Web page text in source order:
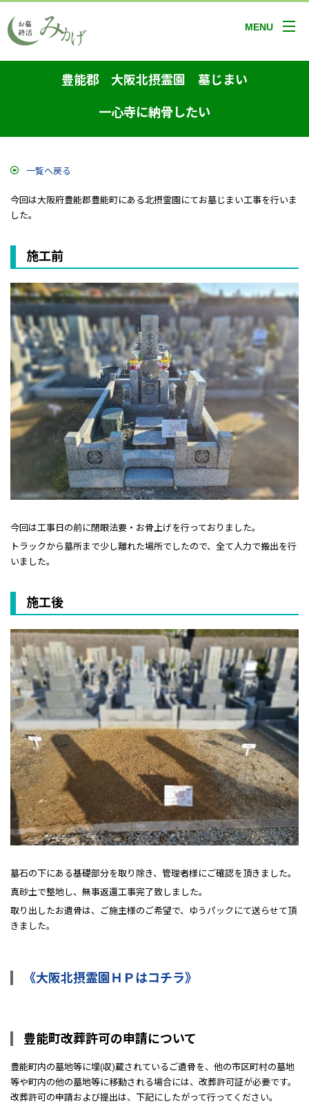
MENU
豊能郡 大阪北摂霊園 墓じまい
一心寺に納骨したい
一覧へ戻る
今回は大阪府豊能郡豊能町にある北摂霊園にてお墓じまい工事を行いま
した。
施工前
今回は工事日の前に閉眼法要・お骨上げを行っておりました。
トラックから墓所まで少し離れた場所でしたので、全て人力で搬出を行
いました。
施工後
墓石の下にある基礎部分を取り除き、管理者様にご確認を頂きました。
真砂土で整地し、無事返還工事完了致しました。
取り出したお遺骨は、ご施主様のご希望で、ゆうパックにて送らせて頂
きました。
《大阪北摂霊園ＨＰはコチラ》
豊能町改葬許可の申請について
豊能町内の墓地等に埋(収)蔵されているご遺骨を、他の市区町村の墓地
等や町内の他の墓地等に移動される場合には、改葬許可証が必要です。
改葬許可の申請および提出は、下記にしたがって行ってください。